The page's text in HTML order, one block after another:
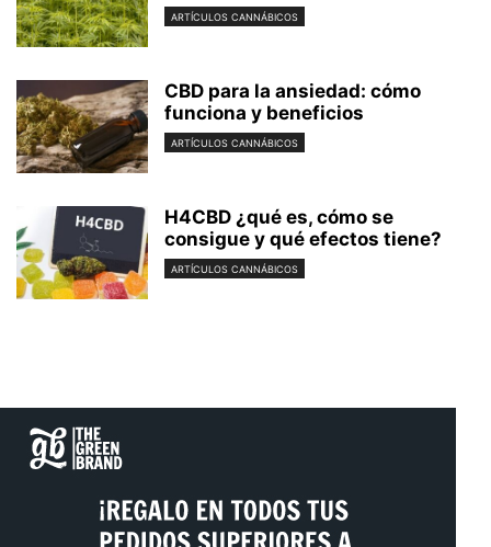
ARTÍCULOS CANNÁBICOS
CBD para la ansiedad: cómo
funciona y beneficios
ARTÍCULOS CANNÁBICOS
H4CBD ¿qué es, cómo se
consigue y qué efectos tiene?
ARTÍCULOS CANNÁBICOS